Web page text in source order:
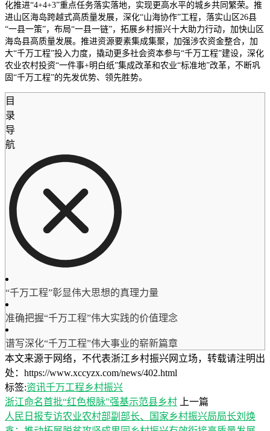
化推进“4+4+3”重点任务落实落地，实现更高水平的城乡共同繁荣。推
进山区海岛跨越式高质量发展，深化“山海协作”工程，落实山区26县
“一县一策”，布局“一县一链”，拓展乡村振兴十大助力行动，加快山区
海岛县高质量发展。推进资源要素集成集聚，加强涉农资金整合，加
大“千万工程”投入力度，撬动更多社会资本参与“千万工程”建设，深化
农业农村投资“一件事+明白纸”集成改革和农业“标准地”改革，不断巩
固“千万工程”的先发优势、领先胜势。
目
录
导
航
“千万工程”彰显伟大思想的真理力量
准确把握“千万工程”伟大实践的价值理念
谱写深化“千万工程”伟大事业的崭新篇章
本文来源于网络，不代表浙江乡村振兴网立场，转载请注明出
处：https://www.xccyzx.com/news/402.html
标签:资讯千万工程乡村振兴
浙江命名首批“红色根脉”强基示范县乡村
上一篇
人民日报专访农业农村部副部长、国家乡村振兴局局长刘焕